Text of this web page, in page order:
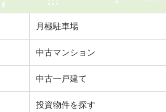
月極駐車場
中古マンション
中古一戸建て
投資物件を探す